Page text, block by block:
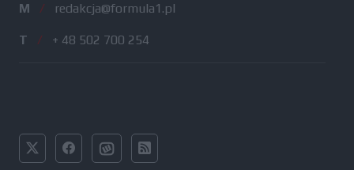
M / redakcja@formula1.pl
T / + 48 502 700 254